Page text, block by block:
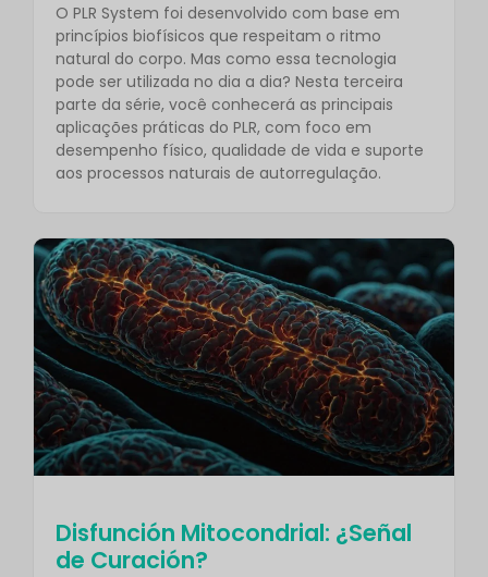
O PLR System foi desenvolvido com base em
princípios biofísicos que respeitam o ritmo
natural do corpo. Mas como essa tecnologia
pode ser utilizada no dia a dia? Nesta terceira
parte da série, você conhecerá as principais
aplicações práticas do PLR, com foco em
desempenho físico, qualidade de vida e suporte
aos processos naturais de autorregulação.
Disfunción Mitocondrial: ¿Señal
de Curación?